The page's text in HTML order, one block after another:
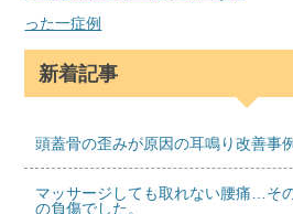
った一症例
新着記事
頭蓋骨の歪みが原因の耳鳴り改善事例
マッサージしても取れない腰痛…そ
の負傷でした。